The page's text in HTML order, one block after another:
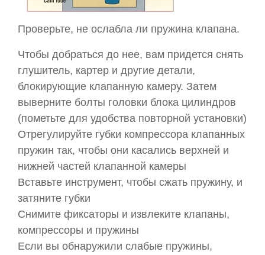
Проверьте, не ослабла ли пружина клапана.
Чтобы добраться до нее, вам придется снять
глушитель, картер и другие детали,
блокирующие клапанную камеру. Затем
выверните болты головки блока цилиндров
(пометьте для удобства повторной установки)
Отрегулируйте губки компрессора клапанных
пружин так, чтобы они касались верхней и
нижней частей клапанной камеры
Вставьте инструмент, чтобы сжать пружину, и
затяните губки
Снимите фиксаторы и извлеките клапаны,
компрессоры и пружины
Если вы обнаружили слабые пружины,